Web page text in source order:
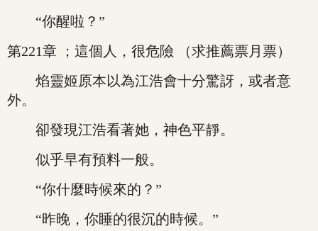
“你醒啦？”
第221章 ；這個人，很危險 （求推薦票月票）
焰靈姬原本以為江浩會十分驚訝，或者意
外。
卻發現江浩看著她，神色平靜。
似乎早有預料一般。
“你什麼時候來的？”
“昨晚，你睡的很沉的時候。”